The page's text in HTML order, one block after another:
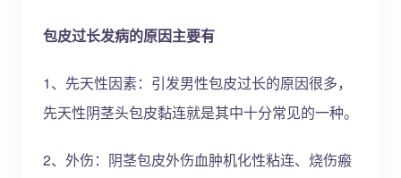
包皮过长发病的原因主要有
1、先天性因素：引发男性包皮过长的原因很多，
先天性阴茎头包皮黏连就是其中十分常见的一种。
2、外伤：阴茎包皮外伤血肿机化性粘连、烧伤瘢